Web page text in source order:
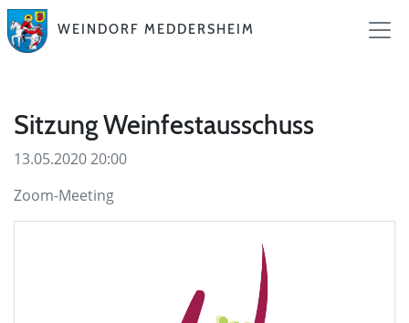
WEINDORF MEDDERSHEIM
Sitzung Weinfestausschuss
13.05.2020 20:00
Zoom-Meeting